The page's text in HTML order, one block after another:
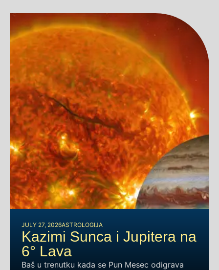
JULY 27, 2026ASTROLOGIJA
Kazimi Sunca i Jupitera na
6° Lava
Baš u trenutku kada se Pun Mesec odigrava